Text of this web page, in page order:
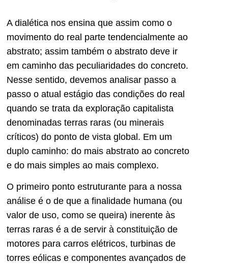
A dialética nos ensina que assim como o
movimento do real parte tendencialmente ao
abstrato; assim também o abstrato deve ir
em caminho das peculiaridades do concreto.
Nesse sentido, devemos analisar passo a
passo o atual estágio das condições do real
quando se trata da exploração capitalista
denominadas terras raras (ou minerais
críticos) do ponto de vista global. Em um
duplo caminho: do mais abstrato ao concreto
e do mais simples ao mais complexo.
O primeiro ponto estruturante para a nossa
análise é o de que a finalidade humana (ou
valor de uso, como se queira) inerente às
terras raras é a de servir à constituição de
motores para carros elétricos, turbinas de
torres eólicas e componentes avançados de